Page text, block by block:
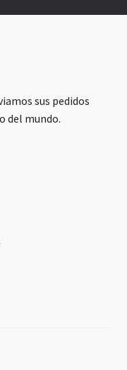
sus pedidos
del mundo.